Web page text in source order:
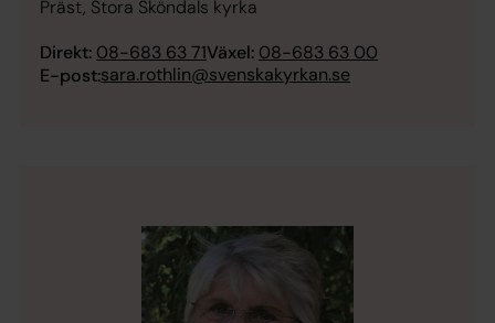
Präst, Stora Sköndals kyrka
Direkt: 08-683 63 71Växel: 08-683 63 00
E-post:sara.rothlin@svenskakyrkan.se